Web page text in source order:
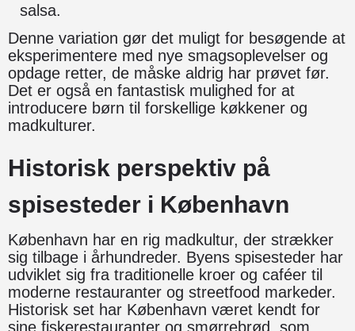
salsa.
Denne variation gør det muligt for besøgende at
eksperimentere med nye smagsoplevelser og
opdage retter, de måske aldrig har prøvet før.
Det er også en fantastisk mulighed for at
introducere børn til forskellige køkkener og
madkulturer.
Historisk perspektiv på
spisesteder i København
København har en rig madkultur, der strækker
sig tilbage i århundreder. Byens spisesteder har
udviklet sig fra traditionelle kroer og caféer til
moderne restauranter og streetfood markeder.
Historisk set har København været kendt for
sine fiskerestauranter og smørrebrød, som